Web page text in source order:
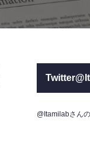
@Itamilabさん